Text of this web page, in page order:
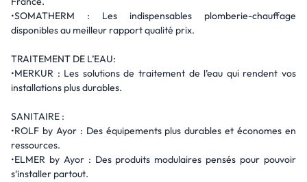
•SOMATHERM : Les indispensables plomberie-chauffage
disponibles au meilleur rapport qualité prix.
TRAITEMENT DE L’EAU:
•MERKUR : Les solutions de traitement de l’eau qui rendent vos
installations plus durables.
SANITAIRE :
•ROLF by Ayor : Des équipements plus durables et économes en
ressources.
•ELMER by Ayor : Des produits modulaires pensés pour pouvoir
s‘installer partout.